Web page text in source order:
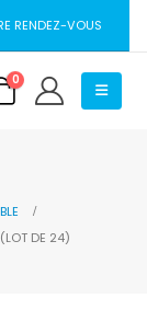
RENDEZ-VOUS
0
DE 24)